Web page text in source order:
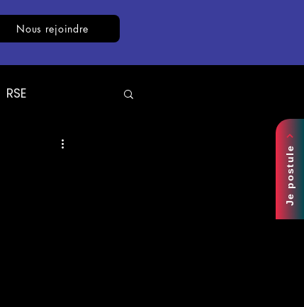
Je postule
Nous rejoindre
RSE